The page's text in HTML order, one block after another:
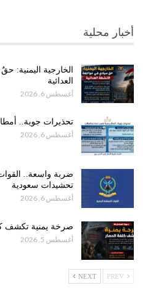
أخبار محلية
الخارجية اليمنية:
العدائية
أغسطس 6, 2026
تحذيرات جوية..
أغسطس 6, 2026
ضربة واسعة..
تحشيدات سعودية
أغسطس 6, 2026
صرخة يمنية تكشف
أغسطس 5, 2026
NEXT